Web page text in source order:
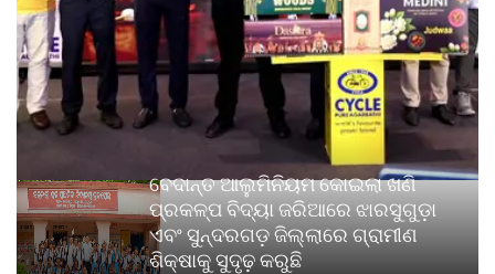
ବେଦାନ୍ତ ଆଲୁମିନିୟମ କୋଇଲା ଖଣି
ପ୍ରକଳ୍ପ ବିଦ୍ୟା ଜରିଆରେ ଝାରସୁଗୁଡ଼ା
ଏବଂ ସୁନ୍ଦରଗଡ଼ ଜିଲ୍ଲାରେ ଗ୍ରାମୀଣ
ଶିକ୍ଷାକୁ ସୁଦୃଢ଼ କରୁଛି